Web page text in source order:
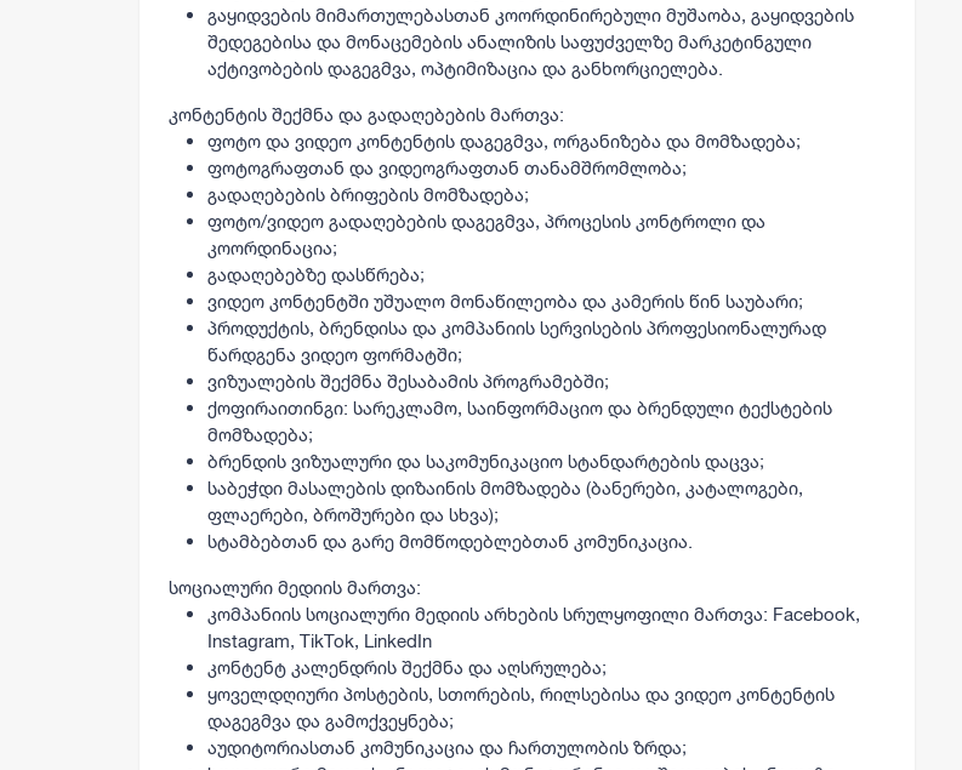
გაყიდვების მიმართულებასთან კოორდინირებული მუშაობა, გაყიდვების
შედეგებისა და მონაცემების ანალიზის საფუძველზე მარკეტინგული
აქტივობების დაგეგმვა, ოპტიმიზაცია და განხორციელება.
კონტენტის შექმნა და გადაღებების მართვა:
ფოტო და ვიდეო კონტენტის დაგეგმვა, ორგანიზება და მომზადება;
ფოტოგრაფთან და ვიდეოგრაფთან თანამშრომლობა;
გადაღებების ბრიფების მომზადება;
ფოტო/ვიდეო გადაღებების დაგეგმვა, პროცესის კონტროლი და
კოორდინაცია;
გადაღებებზე დასწრება;
ვიდეო კონტენტში უშუალო მონაწილეობა და კამერის წინ საუბარი;
პროდუქტის, ბრენდისა და კომპანიის სერვისების პროფესიონალურად
წარდგენა ვიდეო ფორმატში;
ვიზუალების შექმნა შესაბამის პროგრამებში;
ქოფირაითინგი: სარეკლამო, საინფორმაციო და ბრენდული ტექსტების
მომზადება;
ბრენდის ვიზუალური და საკომუნიკაციო სტანდარტების დაცვა;
საბეჭდი მასალების დიზაინის მომზადება (ბანერები, კატალოგები,
ფლაერები, ბროშურები და სხვა);
სტამბებთან და გარე მომწოდებლებთან კომუნიკაცია.
სოციალური მედიის მართვა:
კომპანიის სოციალური მედიის არხების სრულყოფილი მართვა: Facebook,
Instagram, TikTok, LinkedIn
კონტენტ კალენდრის შექმნა და აღსრულება;
ყოველდღიური პოსტების, სთორების, რილსებისა და ვიდეო კონტენტის
დაგეგმვა და გამოქვეყნება;
აუდიტორიასთან კომუნიკაცია და ჩართულობის ზრდა;